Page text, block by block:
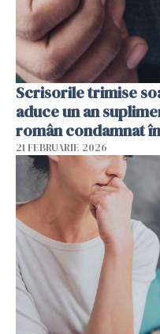
Scrisorile trimise
aduce un an
român condamnat
21 FEBRUARIE 2026